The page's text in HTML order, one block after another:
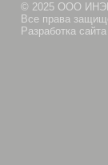
© 2025 ООО
Все права
Разработка